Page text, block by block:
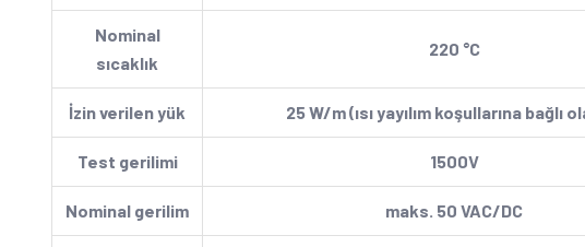
Nominal
sıcaklık
220 °C
İzin verilen yük 25 W/m (ısı yayılım koşullarına bağlı
Test gerilimi 1500V
Nominal gerilim maks. 50 VAC/DC